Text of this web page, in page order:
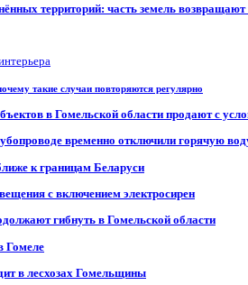
территорий: часть земель
такие случаи повторяются регулярно
в Гомельской области продают с
временно отключили горячую
к границам Беларуси
с включением электросирен
гибнуть в Гомельской области
Гомеле
в лесхозах Гомельщины